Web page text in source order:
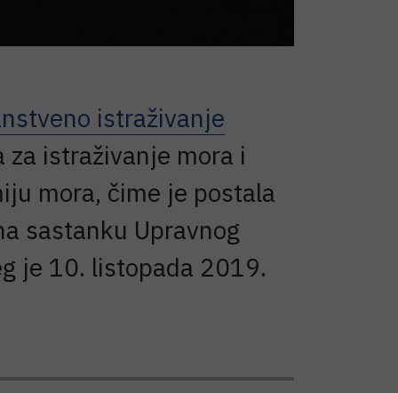
istraživanje
istraživanje mora i
mora, čime je postala
sastanku Upravnog
je 10. listopada 2019.